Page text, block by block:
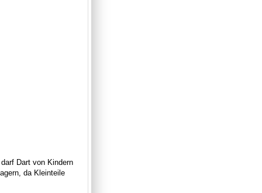
Dart von Kindern
da Kleinteile